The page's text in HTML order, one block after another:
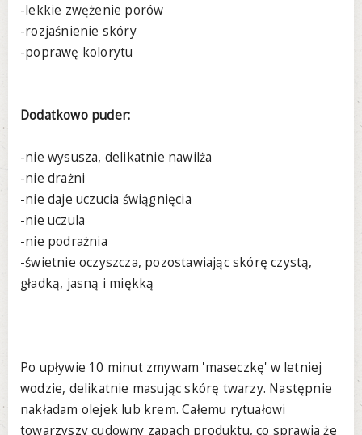
-lekkie zwężenie porów
-rozjaśnienie skóry
-poprawę kolorytu
Dodatkowo puder:
-nie wysusza, delikatnie nawilża
-nie drażni
-nie daje uczucia świągnięcia
-nie uczula
-nie podrażnia
-świetnie oczyszcza, pozostawiając skórę czystą,
gładką, jasną i miękką
Po upływie 10 minut zmywam 'maseczkę' w letniej
wodzie, delikatnie masując skórę twarzy. Następnie
nakładam olejek lub krem. Całemu rytuałowi
towarzyszy cudowny zapach produktu, co sprawia że